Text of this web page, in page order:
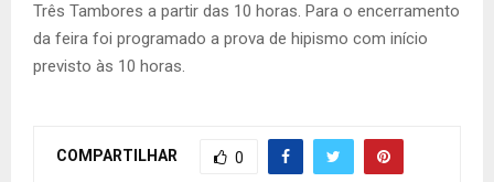
Três Tambores a partir das 10 horas. Para o encerramento
da feira foi programado a prova de hipismo com início
previsto às 10 horas.
COMPARTILHAR 0